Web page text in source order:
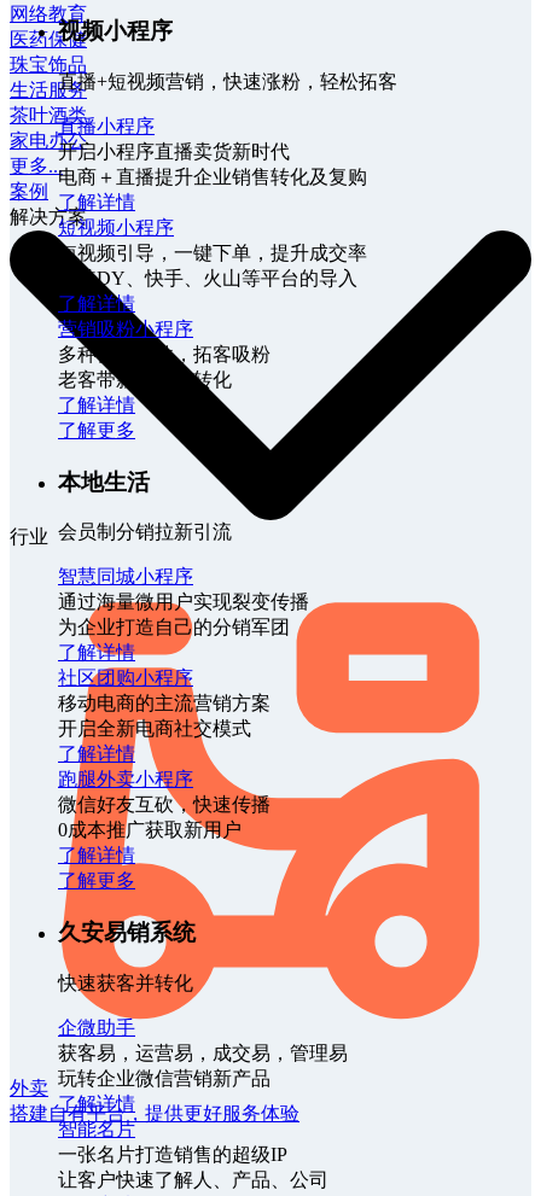
网络教育
医药保健
珠宝饰品
生活服务
茶叶酒类
家电办公
更多...
案例
解决方案
行业
外卖
搭建自有平台，提供更好服务体验
视频小程序
直播+短视频营销，快速涨粉，轻松拓客
直播小程序
开启小程序直播卖货新时代
电商＋直播提升企业销售转化及复购
了解详情
短视频小程序
短视频引导，一键下单，提升成交率
支持DY、快手、火山等平台的导入
了解详情
营销吸粉小程序
多种营销插件，拓客吸粉
老客带新、留存转化
了解详情
了解更多
本地生活
会员制分销拉新引流
智慧同城小程序
通过海量微用户实现裂变传播
为企业打造自己的分销军团
了解详情
社区团购小程序
移动电商的主流营销方案
开启全新电商社交模式
了解详情
跑腿外卖小程序
微信好友互砍，快速传播
0成本推广获取新用户
了解详情
了解更多
久安易销系统
快速获客并转化
企微助手
获客易，运营易，成交易，管理易
玩转企业微信营销新产品
了解详情
智能名片
一张名片打造销售的超级IP
让客户快速了解人、产品、公司